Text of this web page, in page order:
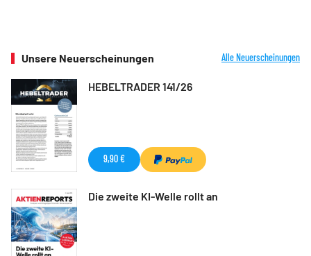
Unsere Neuerscheinungen Alle Neuerscheinungen
HEBELTRADER 141/26
9,90 €
Die zweite KI-Welle rollt an